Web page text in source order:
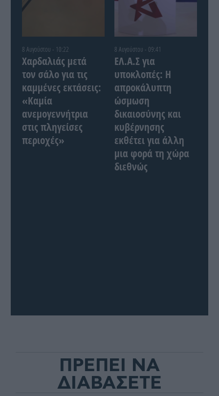
8 Αυγούστου - 10:22
Χαρδαλιάς μετά
τον σάλο για τις
καμμένες εκτάσεις:
«Καμία
ανεμογεννήτρια
στις πληγείσες
περιοχές»
8 Αυγούστου - 09:41
ΕΛ.Α.Σ για
υποκλοπές: Η
απροκάλυπτη
ώσμωση
δικαιοσύνης και
κυβέρνησης
εκθέτει για άλλη
μια φορά τη χώρα
διεθνώς
ΠΡΕΠΕΙ ΝΑ
ΔΙΑΒΑΣΕΤΕ